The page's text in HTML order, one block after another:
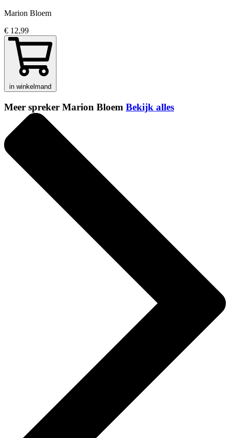
Marion Bloem
€ 12,99
in winkelmand
Meer spreker Marion Bloem Bekijk alles